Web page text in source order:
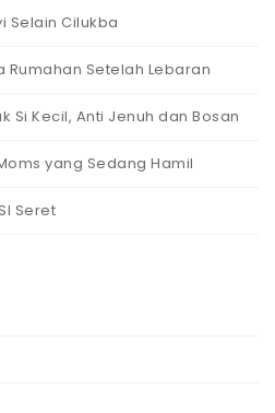
Selain Cilukba
Rumahan Setelah Lebaran
Si Kecil, Anti Jenuh dan Bosan
yang Sedang Hamil
Seret